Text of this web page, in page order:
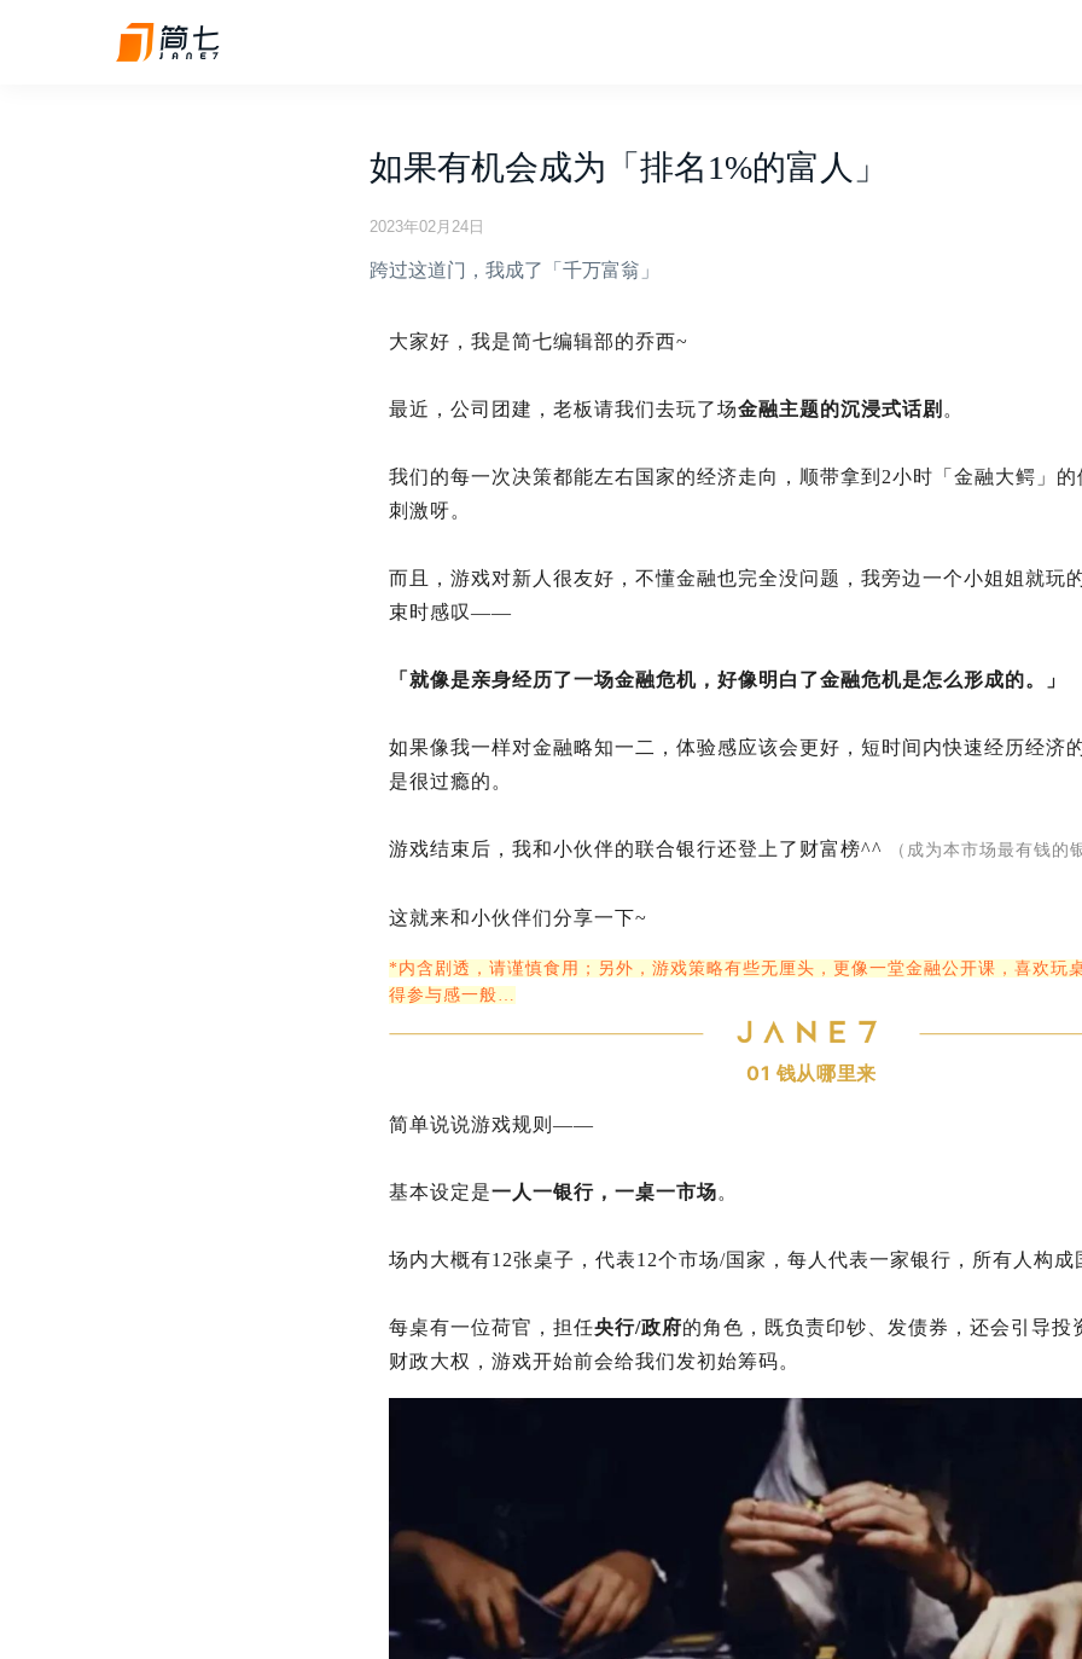
如果有机会成为「排名1%的富人」
2023年02月24日
跨过这道门，我成了「千万富翁」
大家好，我是简七编辑部的乔西~
最近，公司团建，老板请我们去玩了场金融主题的沉浸式话剧 。
我们的每一次决策都能左右国家的经济走向，顺带拿到2小时「金融大鳄」
刺激呀。
而且，游戏对新人很友好，不懂金融也完全没问题，我旁边一个小姐姐就玩
束时感叹——
「就像是亲身经历了一场金融危机，好像明白了金融危机是怎么形成的。」
如果像我一样对金融略知一二，体验感应该会更好，短时间内快速经历经济
是很过瘾的。
游戏结束后，我和小伙伴的联合银行还登上了财富榜^^ （成为本市场最有钱的
这就来和小伙伴们分享一下~
*内含剧透，请谨慎食用；另外，游戏策略有些无厘头，更像一堂金融公开课，喜欢玩
得参与感一般…
01 钱从哪里来
简单说说游戏规则——
基本设定是一人一银行，一桌一市场。
场内大概有12张桌子，代表12个市场/国家，每人代表一家银行，所有人构成
每桌有一位荷官，担任央行/政府的角色，既负责印钞、发债券，还会引导投
财政大权，游戏开始前会给我们发初始筹码。